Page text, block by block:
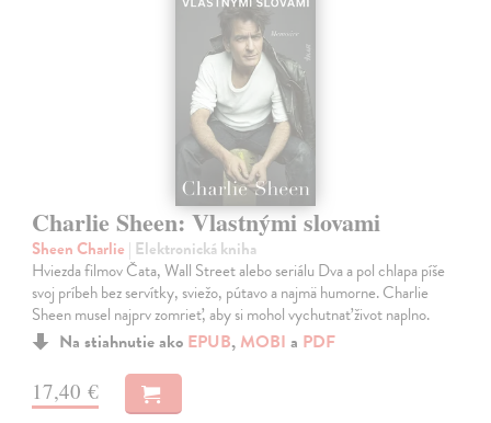
Charlie Sheen: Vlastnými slovami
Sheen Charlie | Elektronická kniha
Hviezda filmov Čata, Wall Street alebo seriálu Dva a pol chlapa píše
svoj príbeh bez servítky, sviežo, pútavo a najmä humorne. Charlie
Sheen musel najprv zomrieť, aby si mohol vychutnať život naplno.
Na stiahnutie ako EPUB, MOBI a PDF
17,40 €